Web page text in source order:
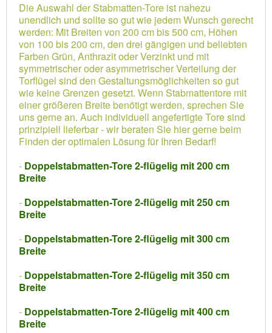
Die Auswahl der Stabmatten-Tore ist nahezu
unendlich und sollte so gut wie jedem Wunsch gerecht
werden: Mit Breiten von 200 cm bis 500 cm, Höhen
von 100 bis 200 cm, den drei gängigen und beliebten
Farben Grün, Anthrazit oder Verzinkt und mit
symmetrischer oder asymmetrischer Verteilung der
Torflügel sind den Gestaltungsmöglichkeiten so gut
wie keine Grenzen gesetzt. Wenn Stabmattentore mit
einer größeren Breite benötigt werden, sprechen Sie
uns gerne an. Auch individuell angefertigte Tore sind
prinzipiell lieferbar - wir beraten Sie hier gerne beim
Finden der optimalen Lösung für Ihren Bedarf!
- Doppelstabmatten-Tore 2-flügelig mit 200 cm
Breite
- Doppelstabmatten-Tore 2-flügelig mit 250 cm
Breite
- Doppelstabmatten-Tore 2-flügelig mit 300 cm
Breite
- Doppelstabmatten-Tore 2-flügelig mit 350 cm
Breite
- Doppelstabmatten-Tore 2-flügelig mit 400 cm
Breite